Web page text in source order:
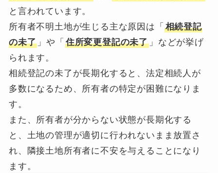
と言われています。
所有者不明土地が生じる主な原因は「 相続登記
の未了 」や「 住所変更登記の未了 」などが挙げ
られます。
相続登記の未了が長期化すると、法定相続人が
多数になるため、所有者の特定が困難になりま
す。
また、所有者が分からない状態が長期化する
と、土地の管理が適切に行われないまま放置さ
れ、隣接土地所有者に不安を与えることになり
ます。